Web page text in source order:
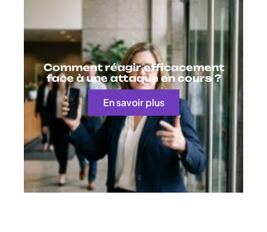
Comment réagir efficacement
face à une attaque en cours ?
En savoir plus